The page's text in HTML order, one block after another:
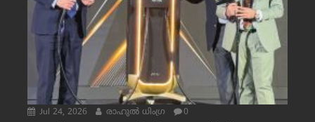
Jul 24, 2026 രാഹുല്‍ ധിംഗ്ര 0